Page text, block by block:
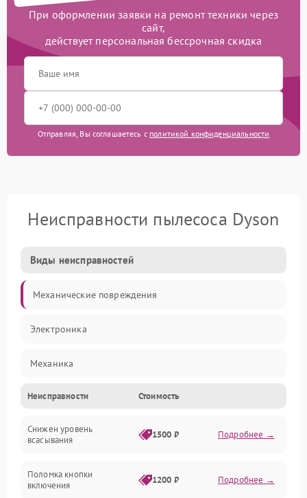
При оформлении заявки на ремонт техники через
сайт,
действует персональная бессрочная скидка
Отправляя, Вы соглашаетесь с политикой конфиденциальности
Неисправности пылесоса Dyson
Виды неисправностей
Механические повреждения
Электроника
Механика
Электропитание
Всасывание
Неисправности Стоимость
Снижен уровень
всасывания
1500 ₽ Подробнее →
Поломка кнопки
включения
1200 ₽ Подробнее →